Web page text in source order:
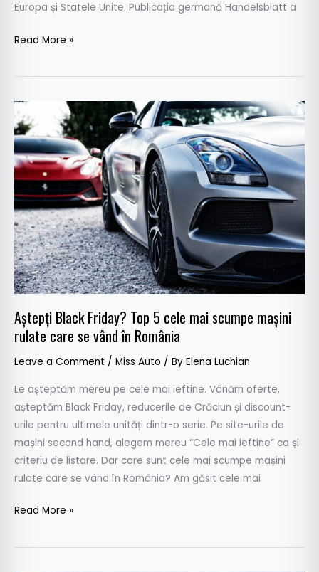
Europa și Statele Unite. Publicația germană Handelsblatt a
Read More »
Aștepți Black Friday? Top 5 cele mai scumpe mașini
rulate care se vând în România
Leave a Comment / Miss Auto / By Elena Luchian
Le așteptăm mereu pe cele mai ieftine. Vânăm oferte,
așteptăm Black Friday, reducerile de Crăciun și discount-
urile pentru ultimele unități dintr-o serie. Pe site-urile de
mașini second hand, alegem mereu “Cele mai ieftine” ca și
criteriu de listare. Dar care sunt cele mai scumpe mașini
rulate care se vând în România? Am găsit cele mai
Aștepți
Black
Friday?
Top
5
cele
mai
scumpe
mașini
rulate
care
vând
în
România
Read More »